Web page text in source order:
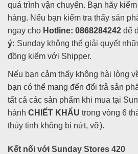
quá trình vận chuyển. Bạn hãy
hàng. Nếu bạn kiểm tra thấy sản
ngay cho Hotline: 0868284242 để
ý: Sunday không thể giải quyết
đồng kiểm với Shipper.
Nếu bạn cảm thấy không hài lòng
bạn có thể mang đến đổi trả sản
tất cả các sản phẩm khi mua tại
hành CHIẾT KHẤU trong vòng 6
thủy tinh không bị nứt, vỡ).
Kết nối với Sunday Stores 420